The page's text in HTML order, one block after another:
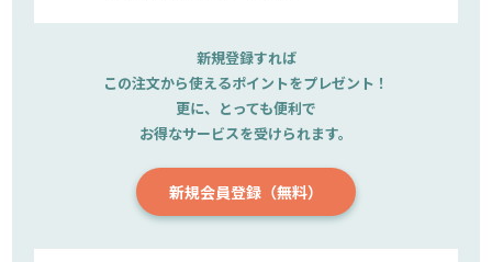
新規登録すれば
この注文から使えるポイントをプレゼント！
更に、とっても便利で
お得なサービスを受けられます。
新規会員登録（無料）